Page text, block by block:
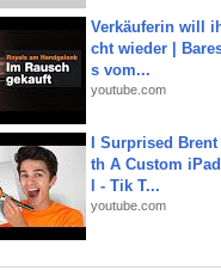
Verkäuferin will
cht wieder |
s vom...
youtube.com
I Surprised
th A Custom
l - Tik T...
youtube.com